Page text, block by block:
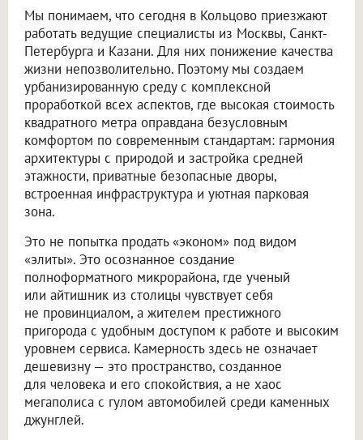
Мы понимаем, что сегодня в Кольцово приезжают
работать ведущие специалисты из Москвы, Санкт-
Петербурга и Казани. Для них понижение качества
жизни непозволительно. Поэтому мы создаем
урбанизированную среду с комплексной
проработкой всех аспектов, где высокая стоимость
квадратного метра оправдана безусловным
комфортом по современным стандартам: гармония
архитектуры с природой и застройка средней
этажности, приватные безопасные дворы,
встроенная инфраструктура и уютная парковая
зона.
Это не попытка продать «эконом» под видом
«элиты». Это осознанное создание
полноформатного микрорайона, где ученый
или айтишник из столицы чувствует себя
не провинциалом, а жителем престижного
пригорода с удобным доступом к работе и высоким
уровнем сервиса. Камерность здесь не означает
дешевизну — это пространство, созданное
для человека и его спокойствия, а не хаос
мегаполиса с гулом автомобилей среди каменных
джунглей.